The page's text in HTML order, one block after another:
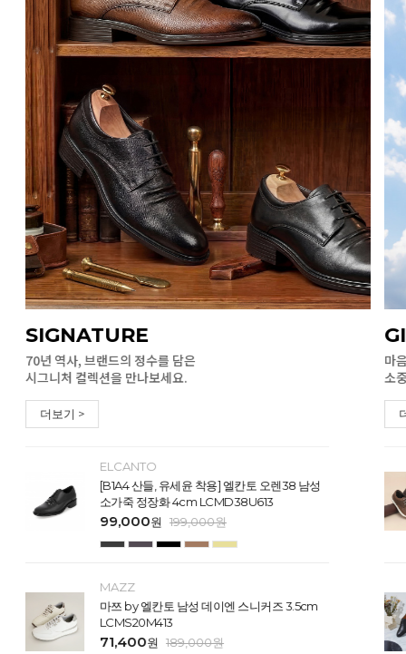
SIGNATURE
70년 역사, 브랜드의 정수를 담은
시그니처 컬렉션을 만나보세요.
더보기 >
ELCANTO
[B1A4 산들, 유세윤 착용] 엘칸토 오렌38 남성
소가죽 정장화 4cm LCMD38U613
99,000원 199,000원
MAZZ
마쯔 by 엘칸토 남성 데이엔 스니커즈 3.5cm
LCMS20M413
71,400원 189,000원
마
소